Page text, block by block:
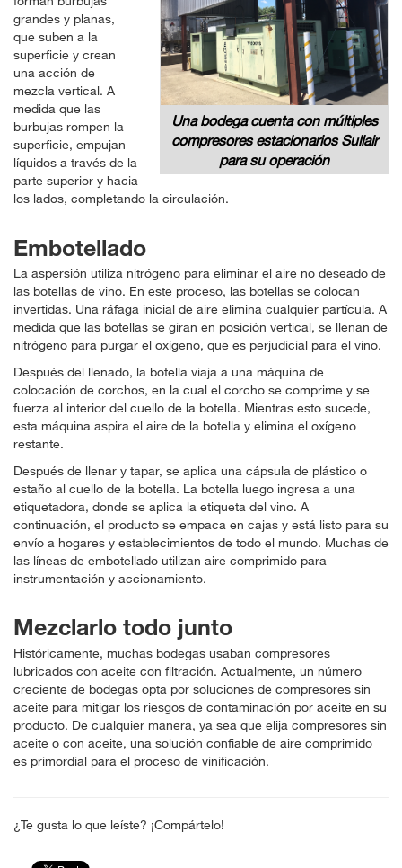
Una bodega cuenta con múltiples
compresores estacionarios Sullair
para su operación
grandes y planas,
que suben a la
superficie y crean
una acción de
mezcla vertical. A
medida que las
burbujas rompen la
superficie, empujan
líquidos a través de la
parte superior y hacia
los lados, completando la circulación.
Embotellado
La aspersión utiliza nitrógeno para eliminar el aire no deseado de
las botellas de vino. En este proceso, las botellas se colocan
invertidas. Una ráfaga inicial de aire elimina cualquier partícula. A
medida que las botellas se giran en posición vertical, se llenan de
nitrógeno para purgar el oxígeno, que es perjudicial para el vino.
Después del llenado, la botella viaja a una máquina de
colocación de corchos, en la cual el corcho se comprime y se
fuerza al interior del cuello de la botella. Mientras esto sucede,
esta máquina aspira el aire de la botella y elimina el oxígeno
restante.
Después de llenar y tapar, se aplica una cápsula de plástico o
estaño al cuello de la botella. La botella luego ingresa a una
etiquetadora, donde se aplica la etiqueta del vino. A
continuación, el producto se empaca en cajas y está listo para su
envío a hogares y establecimientos de todo el mundo. Muchas de
las líneas de embotellado utilizan aire comprimido para
instrumentación y accionamiento.
Mezclarlo todo junto
Históricamente, muchas bodegas usaban compresores
lubricados con aceite con filtración. Actualmente, un número
creciente de bodegas opta por soluciones de compresores sin
aceite para mitigar los riesgos de contaminación por aceite en su
producto. De cualquier manera, ya sea que elija compresores sin
aceite o con aceite, una solución confiable de aire comprimido
es primordial para el proceso de vinificación.
¿Te gusta lo que leíste? ¡Compártelo!